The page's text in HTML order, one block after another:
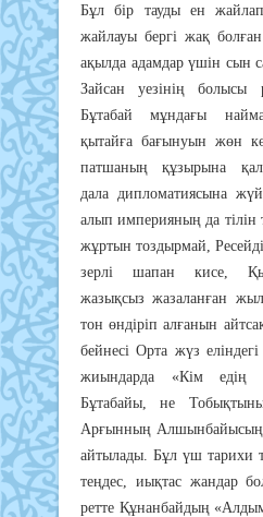
Бұл бір тауды ен
жайлауы бергі жақ
ақылда адамдар үшін сын
Зайсан уезінің болысы
Бұтабай мұндағы
қытайға бағынуын жөн
патшаның құзырына
дала дипломатиясына
алып империяның да тілін
жұртын тоздырмай,
зерлі шапан кисе,
жазықсыз жазаланған
тон өндіріп алғанын
бейнесі Орта жүз
жиындарда «Кім едің
Бұтабайы, не
Арғынның Алшынбайысың
айтылады. Бұл үш тарихи
теңдес, иықтас жандар
ретте Құнанбайдың